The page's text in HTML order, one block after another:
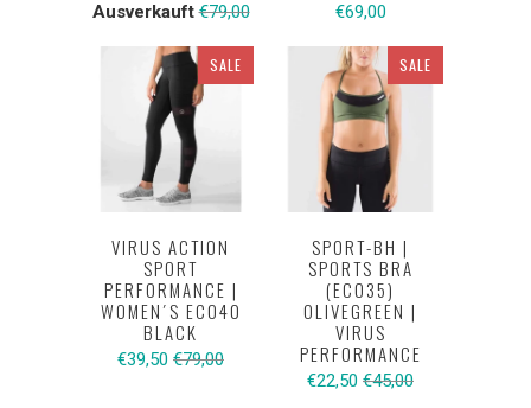
Ausverkauft €79,00 €69,00
SALE
VIRUS ACTION
SPORT
PERFORMANCE |
WOMEN´S ECO40
BLACK
€39,50 €79,00
SALE
SPORT-BH |
SPORTS BRA
(ECO35)
OLIVEGREEN |
VIRUS
PERFORMANCE
€22,50 €45,00